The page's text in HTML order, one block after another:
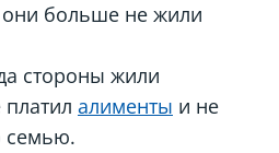
они больше не жили
стороны жили
алименты и не
семью.